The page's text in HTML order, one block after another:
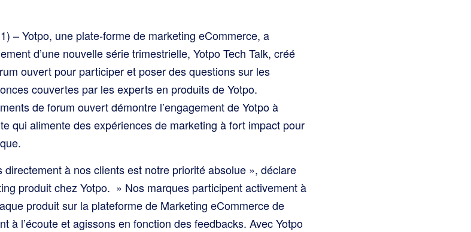
– Yotpo, une plate-forme de marketing eCommerce, a
d’une nouvelle série trimestrielle, Yotpo Tech Talk, créé
ouvert pour participer et poser des questions sur les
couvertes par les experts en produits de Yotpo.
de forum ouvert démontre l’engagement de Yotpo à
qui alimente des expériences de marketing à fort impact pour
à nos clients est notre priorité absolue », déclare
produit chez Yotpo. » Nos marques participent activement à
produit sur la plateforme de Marketing eCommerce de
à l’écoute et agissons en fonction des feedbacks. Avec Yotpo